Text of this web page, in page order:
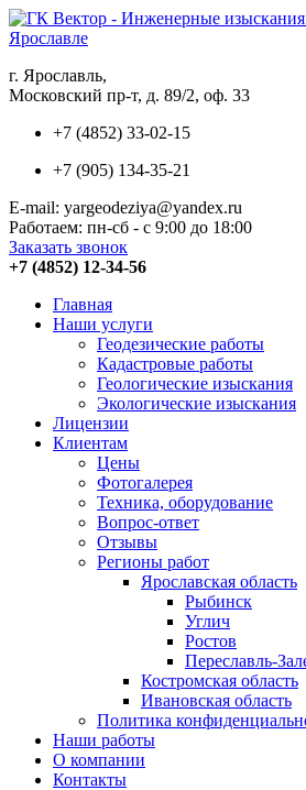
г. Ярославль,
Московский пр-т, д. 89/2, оф. 33
+7 (4852) 33-02-15
+7 (905) 134-35-21
E-mail: yargeodeziya@yandex.ru
Работаем: пн-сб - с 9:00 до 18:00
Заказать звонок
+7 (4852) 12-34-56
Главная
Наши услуги
Геодезические работы
Кадастровые работы
Геологические изыскания
Экологические изыскания
Лицензии
Клиентам
Цены
Фотогалерея
Техника, оборудование
Вопрос-ответ
Отзывы
Регионы работ
Ярославская область
Рыбинск
Углич
Ростов
Переславль-
Костромская область
Ивановская область
Политика
Наши работы
О компании
Контакты